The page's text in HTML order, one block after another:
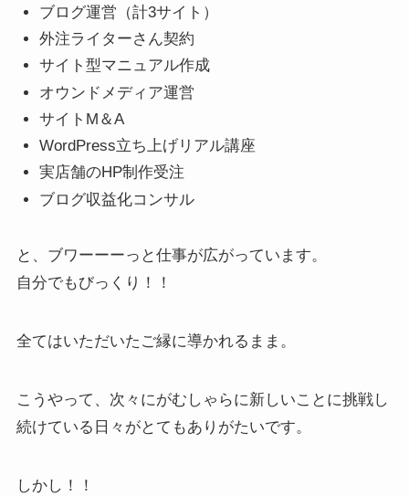
ブログ運営（計3サイト）
外注ライターさん契約
サイト型マニュアル作成
オウンドメディア運営
サイトM＆A
WordPress立ち上げリアル講座
実店舗のHP制作受注
ブログ収益化コンサル
と、ブワーーーっと仕事が広がっています。
自分でもびっくり！！
全てはいただいたご縁に導かれるまま。
こうやって、次々にがむしゃらに新しいことに挑戦し
続けている日々がとてもありがたいです。
しかし！！